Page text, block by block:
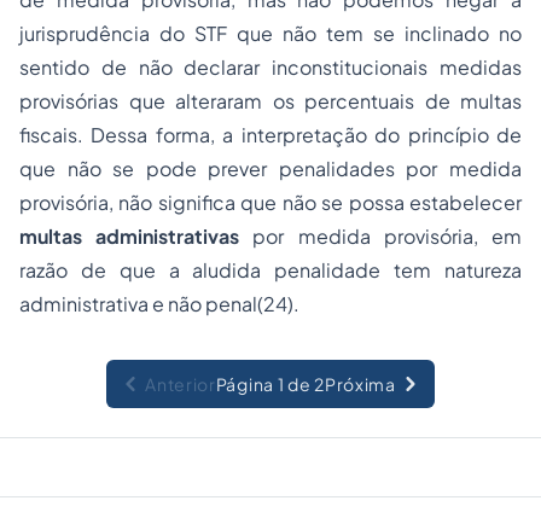
jurisprudência do STF que não tem se inclinado no
sentido de não declarar inconstitucionais medidas
provisórias que alteraram os percentuais de multas
fiscais. Dessa forma, a interpretação do princípio de
que não se pode prever penalidades por medida
provisória, não significa que não se possa estabelecer
multas administrativas por medida provisória, em
razão de que a aludida penalidade tem natureza
administrativa e não penal(24).
AnteriorPágina 1 de 2Próxima